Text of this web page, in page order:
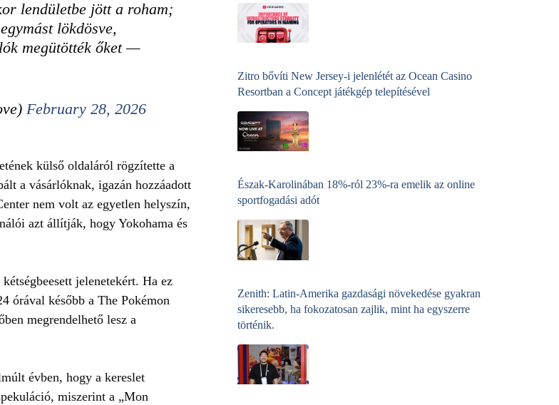
lendületbe jött a roham;
lökdösve,
megütötték őket —
February 28, 2026
külső oldaláról rögzítette a
a vásárlóknak, igazán hozzáadott
nem volt az egyetlen helyszín,
azt állítják, hogy Yokohama és
jelenetekért. Ha ez
órával később a The Pokémon
megrendelhető lesz a
évben, hogy a kereslet
miszerint a „Mon
Zitro bővíti New Jersey-i jelenlétét az Ocean Casino
Resortban a Concept játékgép telepítésével
Észak-Karolinában 18%-ról 23%-ra emelik az online
sportfogadási adót
Zenith: Latin-Amerika gazdasági növekedése gyakran
sikeresebb, ha fokozatosan zajlik, mint ha egyszerre
történik.